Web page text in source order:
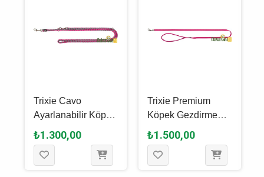
Trixie Cavo
Ayarlanabilir Köpek
Gezdirme Kayışı S -
M, Fuşya - Gri, 2 M
x 12 Mm
₺1.300,00
Trixie Premium
Köpek Gezdirme
Kayışı L - XL,
Fuşya, 1 M - 25 Mm
₺1.500,00